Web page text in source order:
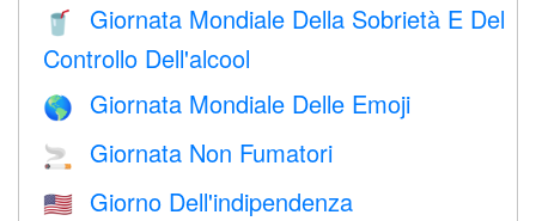
🥤
Giornata Mondiale Della Sobrietà E Del
Controllo Dell'alcool
🌎 Giornata Mondiale Delle Emoji
🚬 Giornata Non Fumatori
🇺🇸 Giorno Dell'indipendenza